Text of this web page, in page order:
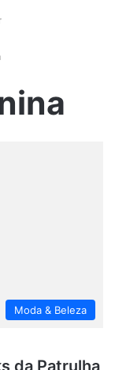
Moda & Beleza
da Patrulha